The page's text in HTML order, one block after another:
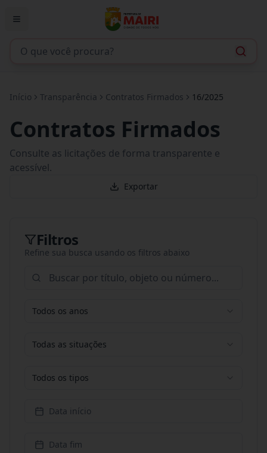
Início Transparência Contratos Firmados 16/2025
Contratos Firmados
Consulte as licitações de forma transparente e
acessível.
Exportar
Filtros
Refine sua busca usando os filtros abaixo
Todos os anos
Todas as situações
Todos os tipos
Data início
Data fim